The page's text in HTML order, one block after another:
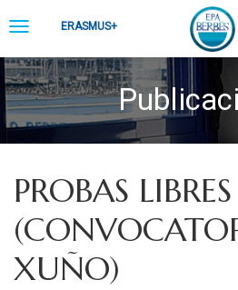
to ToggleERASMUS+
PROBAS
XUÑO)